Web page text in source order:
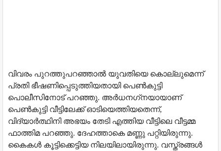
വിവരം പുറത്തുപറഞ്ഞാല്‍ യുവതിയെ കൊല്ലുമെന്ന്
പ്രതി ഭീഷണിപ്പെടുത്തിയതായി പെണ്‍കുട്ടി
പൊലീസിനോട് പറഞ്ഞു. അര്‍ധനഗ്‌നയായാണ്
പെണ്‍കുട്ടി വീട്ടിലേക്ക് ഓടിയെത്തിയതെന്ന്,
വിദ്യാര്‍ത്ഥിനി അഭയം തേടി എത്തിയ വീട്ടിലെ വീട്ടമ്മ
ഫാത്തിമ പറഞ്ഞു. ദേഹത്താകെ മണ്ണു പറ്റിയിരുന്നു.
കൈകള്‍ കൂട്ടിക്കെട്ടിയ നിലയിലായിരുന്നു. വസ്ത്രങ്ങള്‍